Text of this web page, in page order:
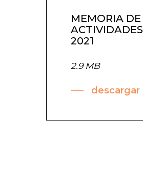
MEMORIA DE
ACTIVIDADES
2021
2.9 MB
descargar